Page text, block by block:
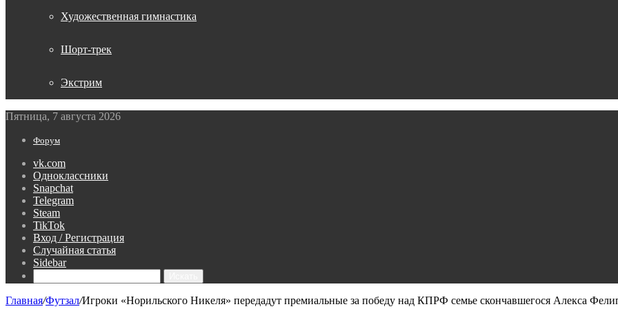
Художественная гимнастика
Шорт-трек
Экстрим
Пятница, 7 августа 2026
Форум
vk.com
Одноклассники
Snapchat
Telegram
Steam
TikTok
Вход / Регистрация
Случайная статья
Sidebar
Главная/Футзал/Игроки «Норильского Никеля» передадут премиальные за победу над КПРФ семье скончавшегося Алекса